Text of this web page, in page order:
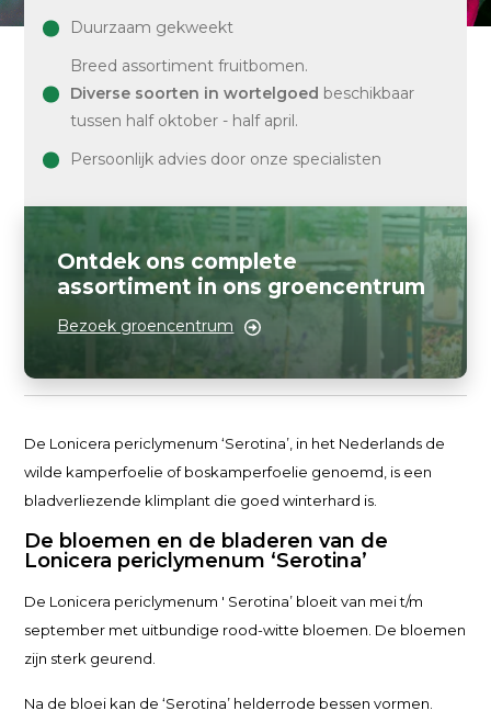
Duurzaam gekweekt
Breed assortiment fruitbomen.
Diverse soorten in wortelgoed beschikbaar
tussen half oktober - half april.
Persoonlijk advies door onze specialisten
Ontdek ons complete
assortiment in ons groencentrum
Bezoek groencentrum
De Lonicera periclymenum ‘Serotina’, in het Nederlands de
wilde kamperfoelie of boskamperfoelie genoemd, is een
bladverliezende klimplant die goed winterhard is.
De bloemen en de bladeren van de
Lonicera periclymenum ‘Serotina’
De Lonicera periclymenum ' Serotina’ bloeit van mei t/m
september met uitbundige rood-witte bloemen. De bloemen
zijn sterk geurend.
Na de bloei kan de ‘Serotina’ helderrode bessen vormen.